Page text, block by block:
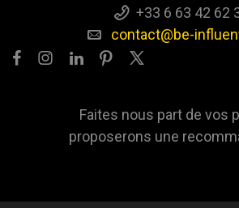
+33 6 63 42 62
contact@be-
Faites nous part de vos
proposerons une